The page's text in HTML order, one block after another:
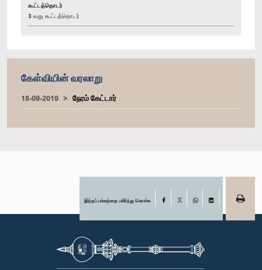
கூட்டத்தொடர்
3 வது கூட்டத்தொடர்
கேள்வியின் வரலாறு
18-09-2019 நேரம் கேட்டார்
இந்தப் பக்கத்தை பகிர்ந்து கொள்க Facebook